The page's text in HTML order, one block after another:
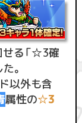
せる「☆3確
。
以外も含
属性の☆3